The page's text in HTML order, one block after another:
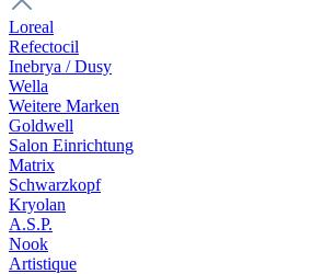
Loreal
Refectocil
Inebrya / Dusy
Wella
Weitere Marken
Goldwell
Salon Einrichtung
Matrix
Schwarzkopf
Kryolan
A.S.P.
Nook
Artistique